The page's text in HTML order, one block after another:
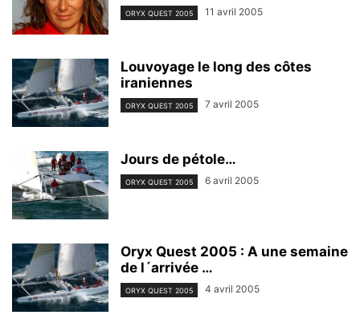
ORYX QUEST 2005 11 avril 2005
Louvoyage le long des côtes
iraniennes
ORYX QUEST 2005 7 avril 2005
Jours de pétole…
ORYX QUEST 2005 6 avril 2005
Oryx Quest 2005 : A une semaine
de l´arrivée …
ORYX QUEST 2005 4 avril 2005